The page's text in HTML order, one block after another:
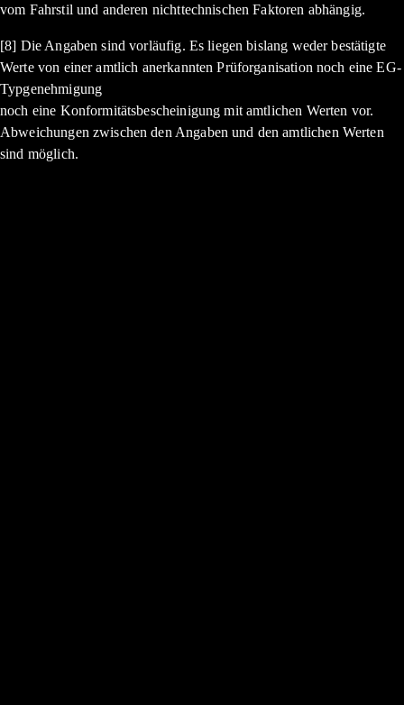
vom Fahrstil und anderen nichttechnischen Faktoren abhängig.
[8] Die Angaben sind vorläufig. Es liegen bislang weder bestätigte
Werte von einer amtlich anerkannten Prüforganisation noch eine EG-
Typgenehmigung
noch eine Konformitätsbescheinigung mit amtlichen Werten vor.
Abweichungen zwischen den Angaben und den amtlichen Werten
sind möglich.